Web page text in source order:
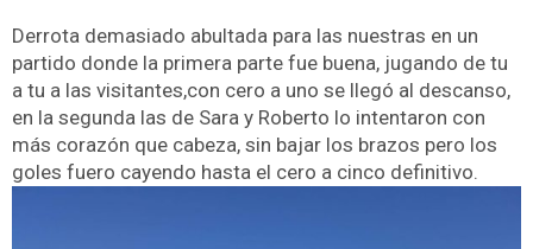
Derrota demasiado abultada para las nuestras en un
partido donde la primera parte fue buena, jugando de tu
a tu a las visitantes,con cero a uno se llegó al descanso,
en la segunda las de Sara y Roberto lo intentaron con
más corazón que cabeza, sin bajar los brazos pero los
goles fuero cayendo hasta el cero a cinco definitivo.